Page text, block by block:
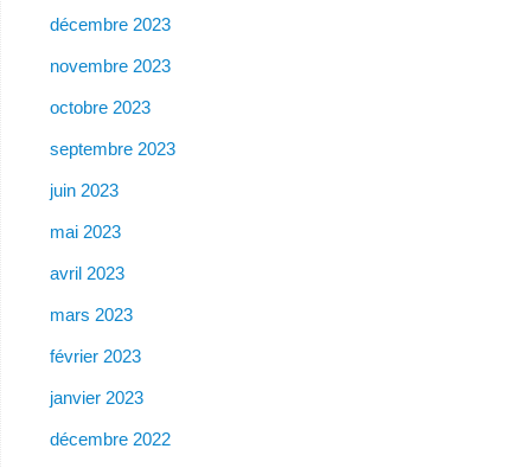
décembre 2023
novembre 2023
octobre 2023
septembre 2023
juin 2023
mai 2023
avril 2023
mars 2023
février 2023
janvier 2023
décembre 2022